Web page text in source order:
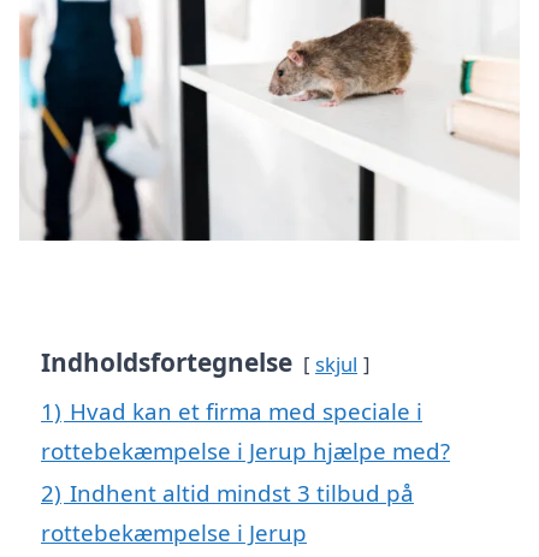
Indholdsfortegnelse skjul
1) Hvad kan et firma med speciale i
rottebekæmpelse i Jerup hjælpe med?
2) Indhent altid mindst 3 tilbud på
rottebekæmpelse i Jerup